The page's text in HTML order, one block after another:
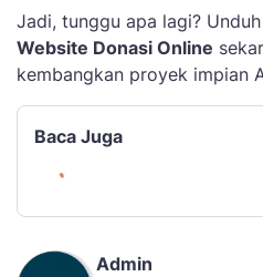
Jadi, tunggu apa lagi?
Website Donasi Online
kembangkan proyek impian
Baca Juga
Admin